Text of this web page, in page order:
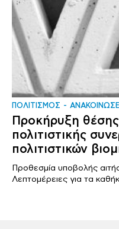
ΠΟΛΙΤΙΣΜΟΣ
Προκήρυξη
πολιτιστικής
πολιτιστικών
Προθεσμία υποβολής
Λεπτομέρειες για τα